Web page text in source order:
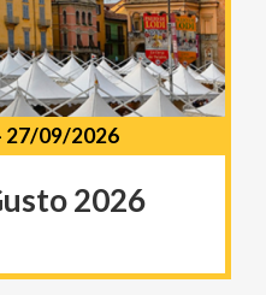
27/09/2026
2026